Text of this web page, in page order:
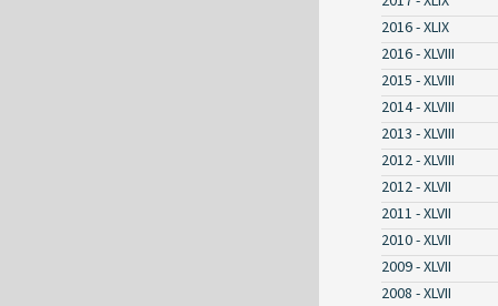
2016 - XLIX
2016 - XLVIII
2015 - XLVIII
2014 - XLVIII
2013 - XLVIII
2012 - XLVIII
2012 - XLVII
2011 - XLVII
2010 - XLVII
2009 - XLVII
2008 - XLVII